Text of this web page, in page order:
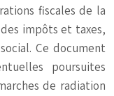
fiscales de la
impôts et taxes,
Ce document
poursuites
de radiation